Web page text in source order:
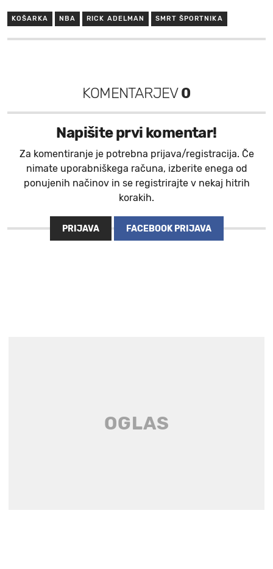
KOŠARKA NBA RICK ADELMAN SMRT ŠPORTNIKA
KOMENTARJEV0
Napišite prvi komentar!
Za komentiranje je potrebna prijava/registracija. Če
nimate uporabniškega računa, izberite enega od
ponujenih načinov in se registrirajte v nekaj hitrih
korakih.
PRIJAVA FACEBOOK PRIJAVA